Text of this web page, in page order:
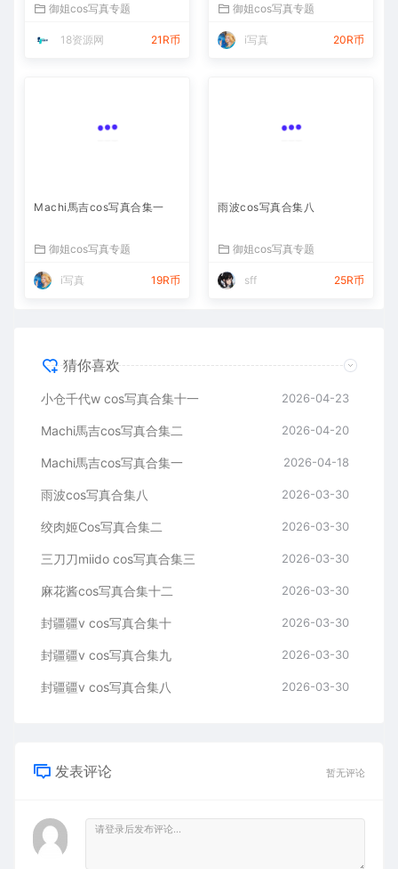
御姐cos写真专题
18资源网 21R币
御姐cos写真专题
i写真 20R币
Machi馬吉cos写真合集一
御姐cos写真专题
i写真 19R币
雨波cos写真合集八
御姐cos写真专题
sff 25R币
猜你喜欢
小仓千代w cos写真合集十一 2026-04-23
Machi馬吉cos写真合集二 2026-04-20
Machi馬吉cos写真合集一 2026-04-18
雨波cos写真合集八 2026-03-30
绞肉姬Cos写真合集二 2026-03-30
三刀刀miido cos写真合集三 2026-03-30
麻花酱cos写真合集十二 2026-03-30
封疆疆v cos写真合集十 2026-03-30
封疆疆v cos写真合集九 2026-03-30
封疆疆v cos写真合集八 2026-03-30
发表评论 暂无评论